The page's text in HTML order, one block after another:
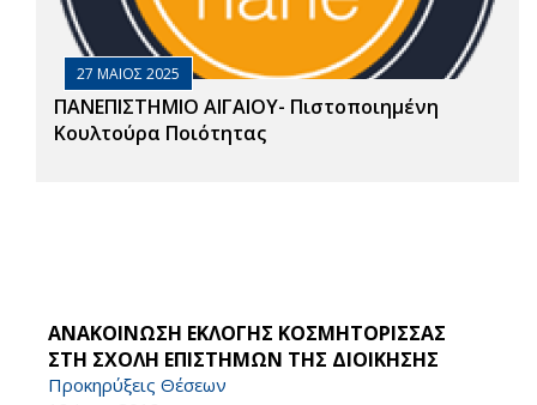
27 ΜΑΙΟΣ 2025
ΠΑΝΕΠΙΣΤΗΜΙΟ ΑΙΓΑΙΟΥ- Πιστοποιημένη
Κουλτούρα Ποιότητας
ΑΝΑΚΟΙΝΩΣΗ ΕΚΛΟΓΗΣ ΚΟΣΜΗΤΟΡΙΣΣΑΣ
ΣΤΗ ΣΧΟΛΗ ΕΠΙΣΤΗΜΩΝ ΤΗΣ ΔΙΟΙΚΗΣΗΣ
Προκηρύξεις Θέσεων